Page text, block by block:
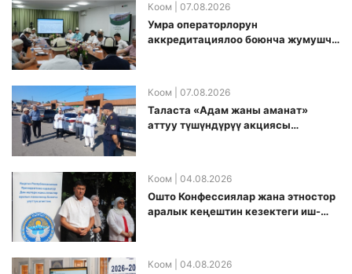
Коом | 07.08.2026
Умра операторлорун
аккредитациялоо боюнча жумушчу
Коом | 07.08.2026
Таласта «Адам жаны аманат»
аттуу түшүндүрүү акциясы
Коом | 04.08.2026
Ошто Конфессиялар жана этностор
аралык кеңештин кезектеги иш-
Коом | 04.08.2026